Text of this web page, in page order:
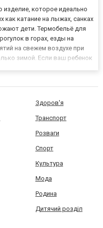
изделие, которое идеально
как катание на лыжах, санках
дети. Термобельё для
в горах, езды на
на свежем воздухе при
зимой. Если ваш ребенок
Здоров'я
Транспорт
Розваги
Спорт
Культура
Мода
Родина
Дитячий розділ